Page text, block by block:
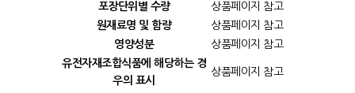
포장단위별 수량
상품페이지 참고
원재료명 및 함량
상품페이지 참고
영양성분
상품페이지 참고
유전자재조합식품에 해당하는 경
우의 표시
상품페이지 참고